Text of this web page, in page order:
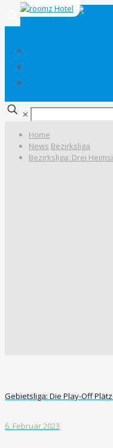
✕
Home
News Bezirksliga
Bezirksliga: Drei
Gebietsliga: Die Play-Off
6. Februar 2023